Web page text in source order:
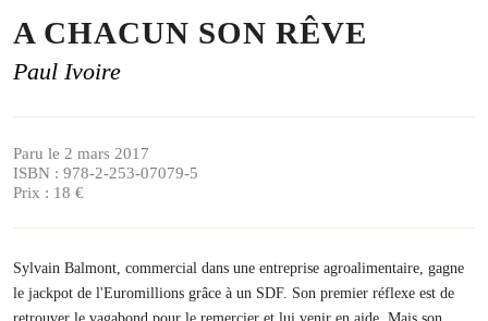
A CHACUN SON RÊVE
Paul Ivoire
Paru le 2 mars 2017
ISBN : 978-2-253-07079-5
Prix : 18 €
Sylvain Balmont, commercial dans une entreprise agroalimentaire, gagne
le jackpot de l'Euromillions grâce à un SDF. Son premier réflexe est de